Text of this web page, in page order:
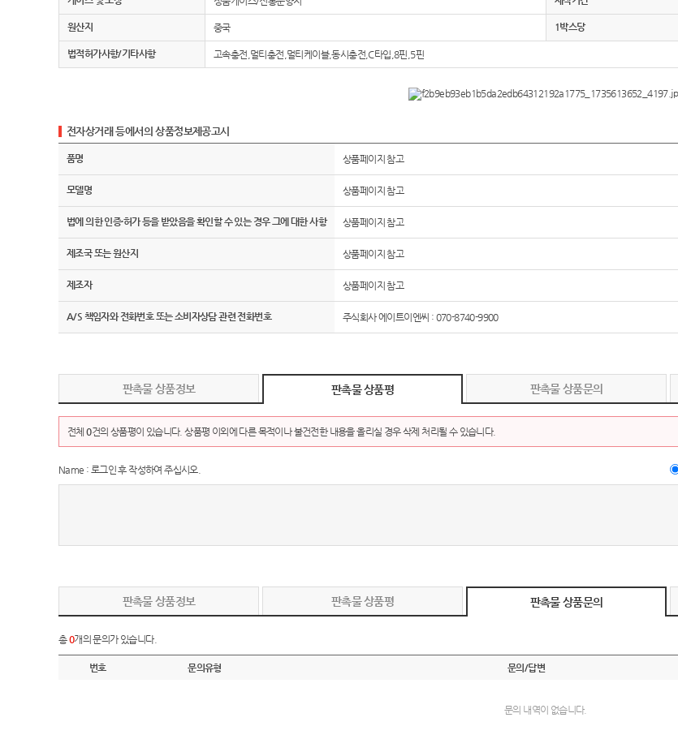
원산지 중국 1박스당
법적허가사항/기타사항 고속충전,멀티충전,멀티케이블,동시충전,C타입,8핀,5핀
전자상거래 등에서의 상품정보제공고시
품명 상품페이지 참고
모델명 상품페이지 참고
법에 의한 인증·허가 등을 받았음을 확인할 수 있는 경우 그에 대한 사항 상품페이지 참고
제조국 또는 원산지 상품페이지 참고
제조자 상품페이지 참고
A/S 책임자와 전화번호 또는 소비자상담 관련 전화번호 주식회사 에이트이엔씨 : 070-8740-9900
판촉물 상품정보 판촉물 상품평 판촉물 상품문의
전체0건의 상품평이 있습니다. 상품평 이외에 다른 목적이나 불건전한 내용을 올리실 경우 삭제 처리될 수 있습니다.
Name : 로그인 후 작성하여 주십시오.
판촉물 상품정보 판촉물 상품평 판촉물 상품문의
총0개의 문의가 있습니다.
번호 문의유형 문의/답변
문의 내역이 없습니다.